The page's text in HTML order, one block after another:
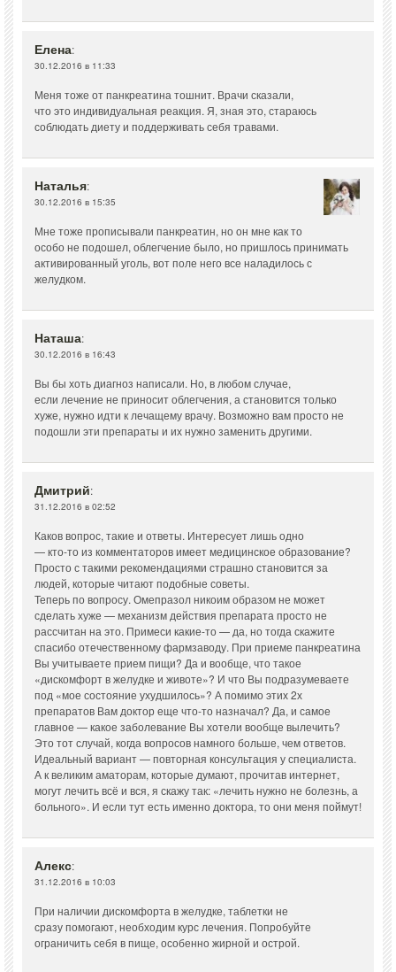
Елена:
30.12.2016 в 11:33
Меня тоже от панкреатина тошнит. Врачи сказали,
что это индивидуальная реакция. Я, зная это, стараюсь
соблюдать диету и поддерживать себя травами.
Наталья:
30.12.2016 в 15:35
Мне тоже прописывали панкреатин, но он мне как то
особо не подошел, облегчение было, но пришлось принимать
активированный уголь, вот поле него все наладилось с
желудком.
Наташа:
30.12.2016 в 16:43
Вы бы хоть диагноз написали. Но, в любом случае,
если лечение не приносит облегчения, а становится только
хуже, нужно идти к лечащему врачу. Возможно вам просто не
подошли эти препараты и их нужно заменить другими.
Дмитрий:
31.12.2016 в 02:52
Каков вопрос, такие и ответы. Интересует лишь одно
— кто-то из комментаторов имеет медицинское образование?
Просто с такими рекомендациями страшно становится за
людей, которые читают подобные советы.
Теперь по вопросу. Омепразол никоим образом не может
сделать хуже — механизм действия препарата просто не
рассчитан на это. Примеси какие-то — да, но тогда скажите
спасибо отечественному фармзаводу. При приеме панкреатина
Вы учитываете прием пищи? Да и вообще, что такое
«дискомфорт в желудке и животе»? И что Вы подразумеваете
под «мое состояние ухудшилось»? А помимо этих 2х
препаратов Вам доктор еще что-то назначал? Да, и самое
главное — какое заболевание Вы хотели вообще вылечить?
Это тот случай, когда вопросов намного больше, чем ответов.
Идеальный вариант — повторная консультация у специалиста.
А к великим аматорам, которые думают, прочитав интернет,
могут лечить всё и вся, я скажу так: «лечить нужно не болезнь, а
больного». И если тут есть именно доктора, то они меня поймут!
Алекс:
31.12.2016 в 10:03
При наличии дискомфорта в желудке, таблетки не
сразу помогают, необходим курс лечения. Попробуйте
ограничить себя в пище, особенно жирной и острой.